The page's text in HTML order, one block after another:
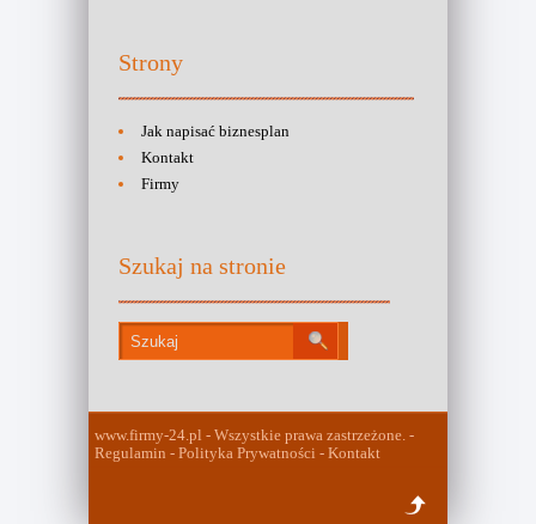
Strony
Jak napisać biznesplan
Kontakt
Firmy
Szukaj na stronie
www.firmy-24.pl - Wszystkie prawa zastrzeżone. -
Regulamin - Polityka Prywatności - Kontakt